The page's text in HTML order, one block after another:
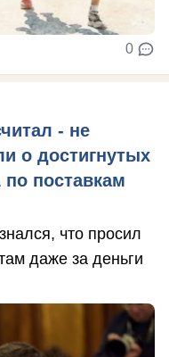
0
- не
о достигнутых
поставкам
что просил
даже за деньги